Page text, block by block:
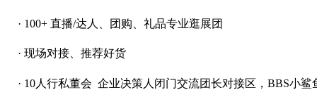
· 100+ 直播/达人、团购、礼品专业逛展团
· 现场对接、推荐好货
· 10人行私董会 企业决策人闭门交流团长对接区 ，BBS小